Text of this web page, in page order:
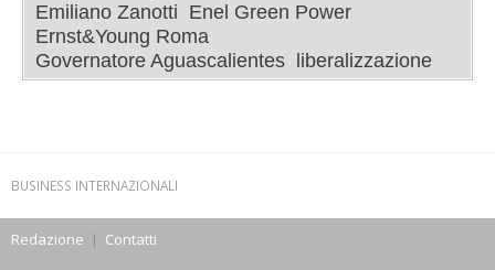
Emiliano Zanotti Enel Green Power
Ernst&Young Roma
Governatore Aguascalientes
liberalizzazione
BUSINESS INTERNAZIONALI
Redazione | Contatti